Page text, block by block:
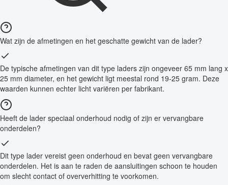
Wat zijn de afmetingen en het geschatte gewicht van de lader?
De typische afmetingen van dit type laders zijn ongeveer 65 mm lang x
25 mm diameter, en het gewicht ligt meestal rond 19-25 gram. Deze
waarden kunnen echter licht variëren per fabrikant.
Heeft de lader speciaal onderhoud nodig of zijn er vervangbare
onderdelen?
Dit type lader vereist geen onderhoud en bevat geen vervangbare
onderdelen. Het is aan te raden de aansluitingen schoon te houden
om slecht contact of oververhitting te voorkomen.